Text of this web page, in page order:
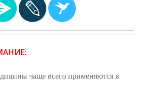
чаще всего применяются в